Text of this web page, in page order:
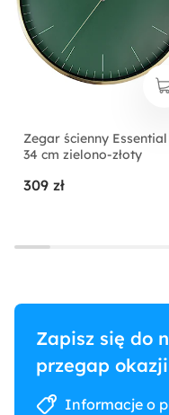
Zegar ścienny Essential
34 cm zielono-złoty
309 zł
Zapisz się do
przegap okazji
Informacje o